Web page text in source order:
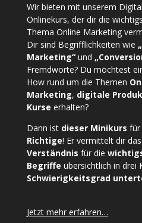
Wir bieten mit unserem
Onlinekurs, der dir die
Thema Online Marketing
Dir sind Begrifflichkeiten wie
Marketing“und
Fremdworte? Du möchtest
How rund um die Themen
Marketing, digitale
Kurse erhalten?
Dann ist dieser Minikurs für
Richtige! Er vermittelt dir das
Verständnis für die
Begriffe übersichtlich in drei
Schwierigkeitsgrad
Jetzt mehr erfahren…